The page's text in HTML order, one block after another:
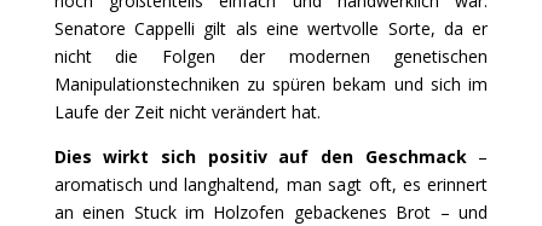
Senatore Cappelli gilt als eine wertvolle Sorte, da er
nicht die Folgen der modernen genetischen
Manipulationstechniken zu spüren bekam und sich im
Laufe der Zeit nicht verändert hat.
Dies wirkt sich positiv auf den Geschmack–
aromatisch und langhaltend, man sagt oft, es erinnert
an einen Stuck im Holzofen gebackenes Brot – und